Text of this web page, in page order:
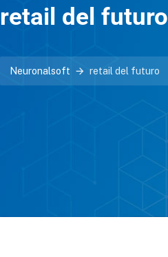
retail del futuro
Neuronalsoft retail del futuro